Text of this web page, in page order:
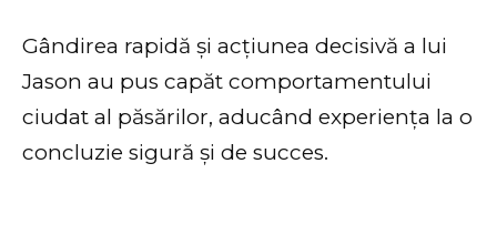
Gândirea rapidă și acțiunea decisivă a lui
Jason au pus capăt comportamentului
ciudat al păsărilor, aducând experiența la o
concluzie sigură și de succes.